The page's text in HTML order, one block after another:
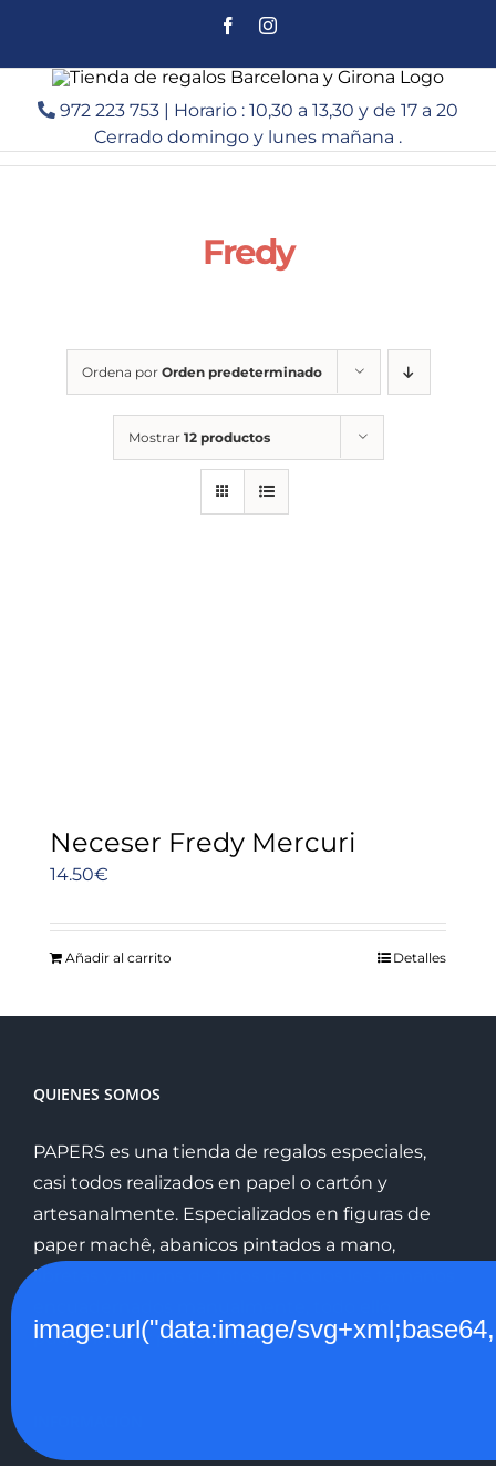
contenido
FacebookInstagram
972 223 753 | Horario : 10,30 a 13,30 y de 17 a 20
Cerrado domingo y lunes mañana .
Fredy
Ordena por Orden predeterminado
Mostrar 12 productos
Neceser Fredy Mercuri
14.50€
Añadir al carrito Detalles
QUIENES SOMOS
PAPERS es una tienda de regalos especiales,
casi todos realizados en papel o cartón y
artesanalmente. Especializados en figuras de
paper machê, abanicos pintados a mano,
libretas y álbums de fotos de todos los tamaños
pudiendo ser personalizado.
image:url("data:image/